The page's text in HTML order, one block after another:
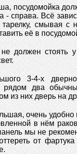
посудомойка
- справа. Всё
смывая с
её в
должен стоять
3-4-х
рядом два
из них дверь на
очень удобно
в нём
мы не
от